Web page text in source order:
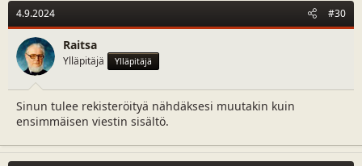
4.9.2024 #30
Raitsa
Ylläpitäjä Ylläpitäjä
Sinun tulee rekisteröityä nähdäksesi muutakin kuin
ensimmäisen viestin sisältö.